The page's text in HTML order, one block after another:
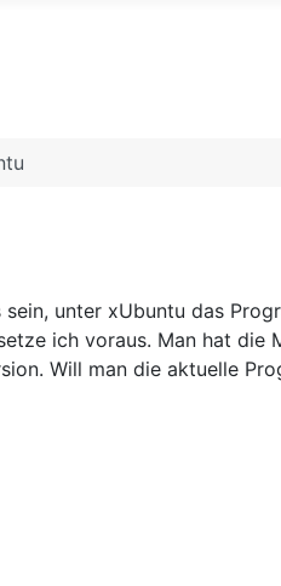
unter xUbuntu das
ich voraus. Man hat
Will man die aktuelle